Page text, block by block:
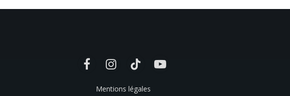
FacebookInstagramTikTok YouTube
Mentions légales